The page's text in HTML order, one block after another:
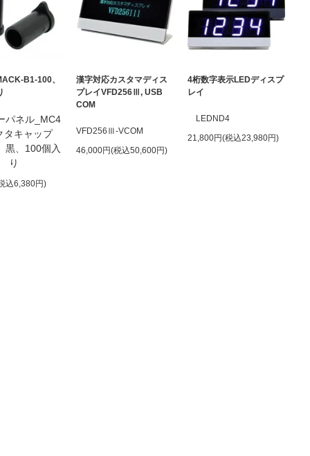
B1-100、
パネル_MC4
タキャップ
黒、100個入
り
込6,380円)
漢字対応カスタマディス
プレイVFD256Ⅲ, USB
COM
VFD256Ⅲ-VCOM
46,000円(税込50,600円)
4桁数字表示LEDディスプ
レイ
LEDND4
21,800円(税込23,980円)